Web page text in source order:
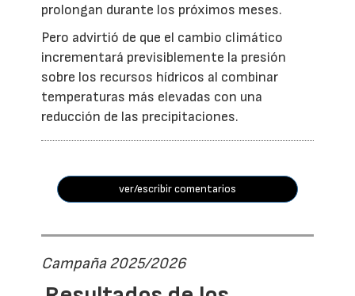
prolongan durante los próximos meses.
Pero advirtió de que el cambio climático
incrementará previsiblemente la presión
sobre los recursos hídricos al combinar
temperaturas más elevadas con una
reducción de las precipitaciones.
ver/escribir comentarios
Campaña 2025/2026